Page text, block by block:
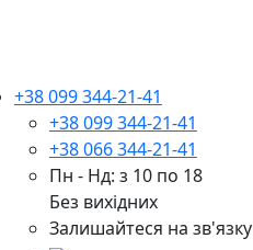
+38 099 344-21-41
+38 099 344-21-41
+38 066 344-21-41
Пн - Нд: з 10 по 18
Без вихідних
Залишайтеся на зв'язку